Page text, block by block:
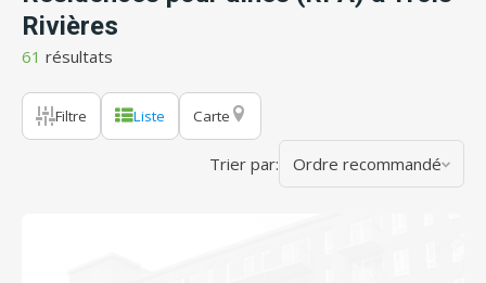
Rivières
61 résultats
Filtre Liste Carte
Trier par: Ordre recommandé